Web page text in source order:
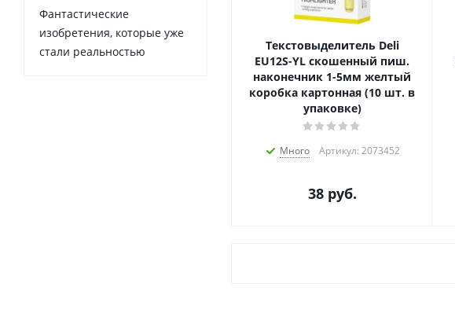
Текстовыделитель Deli
EU12S-YL скошенный пиш.
наконечник 1-5мм желтый
коробка картонная (10 шт. в
упаковке)
Много Артикул: 2073452
38руб.
Фантастические
изобретения, которые уже
стали реальностью